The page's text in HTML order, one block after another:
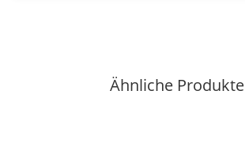
Ähnliche Produkte